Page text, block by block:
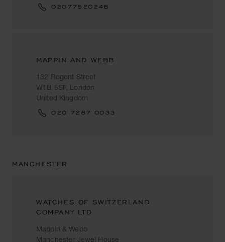
02077520246
MAPPIN AND WEBB
132 Regent Street
W1B 5SF, London
United Kingdom
020 7287 0033
MANCHESTER
WATCHES OF SWITZERLAND
COMPANY LTD
Mappin & Webb
Manchester Jewel House